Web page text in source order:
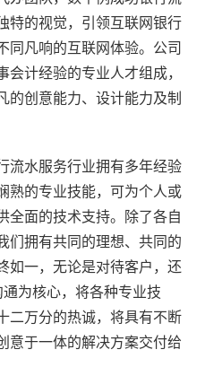
特的视觉，引领互联网银行
同凡响的互联网体验。公司
计经验的专业人才组成，
的创意能力、设计能力及制
流水服务行业拥有多年经验
熟的专业技能，可为个人或
全面的技术支持。除了各自
们拥有共同的理想、共同的
如一，无论是对待客户，还
为核心，将各种专业技
二万分的热诚，将具有不断
意于一体的解决方案交付给